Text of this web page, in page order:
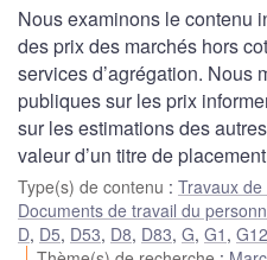
Nous examinons le contenu
des prix des marchés hors
services d’agrégation. Nous
publiques sur les prix
sur les estimations des
valeur d’un titre de
Type(s) de contenu : Travaux
Documents de travail du
D, D5, D53, D8, D83, G, G1 , G12